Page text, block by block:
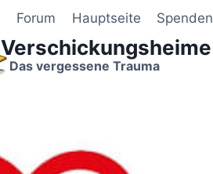
Forum Hauptseite Spenden
Verschickungsheime
Das vergessene Trauma